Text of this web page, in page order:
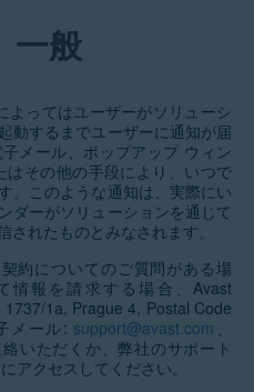
一般
よってはユーザーがソリューシ
動するまでユーザーに通知が届
メール、ポップアップ ウィン
はその他の手段により、いつで
。このような通知は、実際にい
ダーがソリューションを通じて
れたものとみなされます。
約についてのご質問がある場
情報を請求する場合、Avast
1a, Prague 4, Postal Code
メール: support@avast.com 、
いただくか、弊社のサポート
にアクセスしてください。